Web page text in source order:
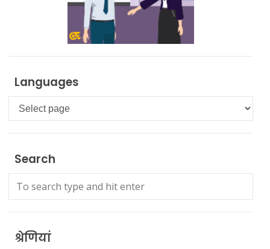
Languages
Languages
Search
श्रेणियां